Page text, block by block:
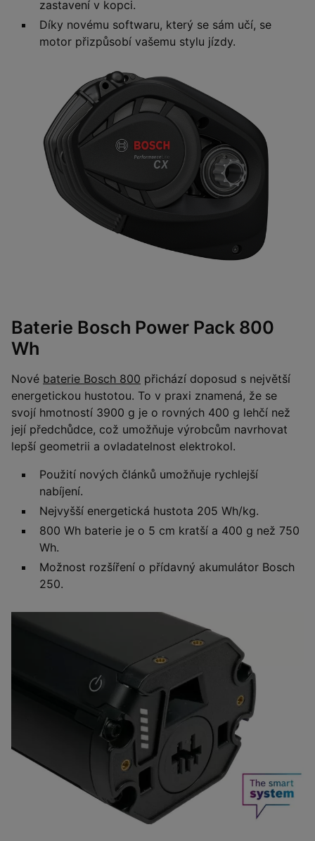
zastavení v kopci.
Díky novému softwaru, který se sám učí, se
motor přizpůsobí vašemu stylu jízdy.
Baterie Bosch Power Pack 800
Wh
Nové baterie Bosch 800 přichází doposud s největší
energetickou hustotou. To v praxi znamená, že se
svojí hmotností 3900 g je o rovných 400 g lehčí než
její předchůdce, což umožňuje výrobcům navrhovat
lepší geometrii a ovladatelnost elektrokol.
Použití nových článků umožňuje rychlejší
nabíjení.
Nejvyšší energetická hustota 205 Wh/kg.
800 Wh baterie je o 5 cm kratší a 400 g než 750
Wh.
Možnost rozšíření o přídavný akumulátor Bosch
250.